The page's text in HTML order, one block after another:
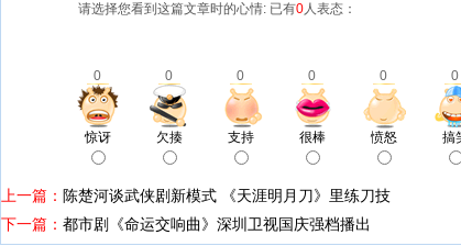
请选择您看到这篇文章时的心情: 已有0人表态：
0 0 0 0 0 0
惊讶 欠揍 支持 很棒 愤怒 搞
上一篇： 陈楚河谈武侠剧新模式 《天涯明月刀》里练刀技
下一篇： 都市剧《命运交响曲》深圳卫视国庆强档播出